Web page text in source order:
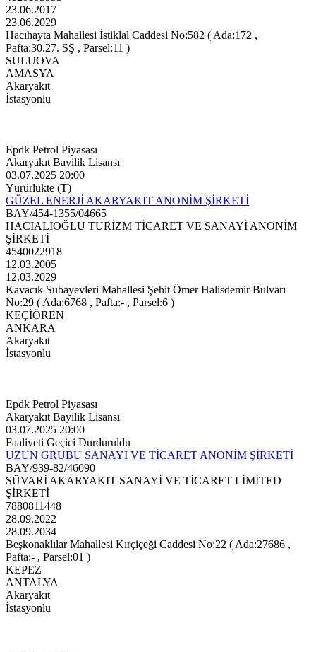
23.06.2017
23.06.2029
Hacıhayta Mahallesi İstiklal Caddesi No:582 ( Ada:172 ,
Pafta:30.27. SŞ , Parsel:11 )
SULUOVA
AMASYA
Akaryakıt
İstasyonlu
Epdk Petrol Piyasası
Akaryakıt Bayilik Lisansı
03.07.2025 20:00
Yürürlükte (T)
GÜZEL ENERJİ AKARYAKIT ANONİM ŞİRKETİ
BAY/454-1355/04665
HACIALİOĞLU TURİZM TİCARET VE SANAYİ ANONİM
ŞİRKETİ
4540022918
12.03.2005
12.03.2029
Kavacık Subayevleri Mahallesi Şehit Ömer Halisdemir Bulvarı
No:29 ( Ada:6768 , Pafta:- , Parsel:6 )
KEÇİÖREN
ANKARA
Akaryakıt
İstasyonlu
Epdk Petrol Piyasası
Akaryakıt Bayilik Lisansı
03.07.2025 20:00
Faaliyeti Geçici Durduruldu
UZUN GRUBU SANAYİ VE TİCARET ANONİM ŞİRKETİ
BAY/939-82/46090
SÜVARİ AKARYAKIT SANAYİ VE TİCARET LİMİTED
ŞİRKETİ
7880811448
28.09.2022
28.09.2034
Beşkonaklılar Mahallesi Kırçiçeği Caddesi No:22 ( Ada:27686 ,
Pafta:- , Parsel:01 )
KEPEZ
ANTALYA
Akaryakıt
İstasyonlu